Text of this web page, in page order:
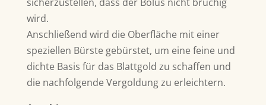
wird.
Anschließend wird die Oberfläche mit einer
speziellen Bürste gebürstet, um eine feine und
dichte Basis für das Blattgold zu schaffen und
die nachfolgende Vergoldung zu erleichtern.